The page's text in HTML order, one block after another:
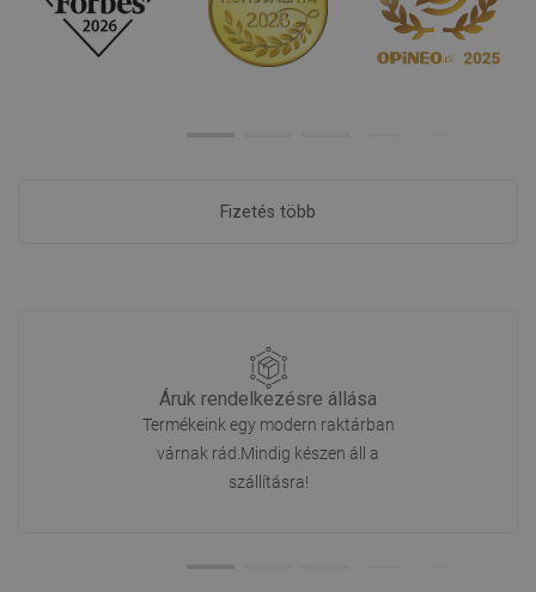
Fizetés több
Áruk rendelkezésre állása
Termékeink egy modern raktárban
várnak rád.Mindig készen áll a
szállításra!